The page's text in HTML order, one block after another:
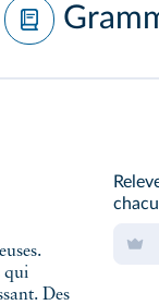
qui
Des